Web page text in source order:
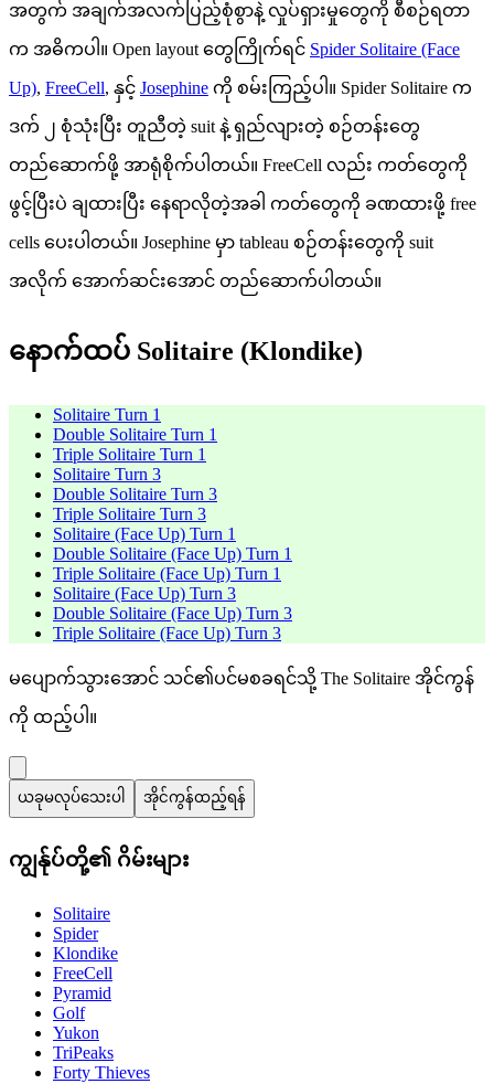
အတွက် အချက်အလက်ပြည့်စုံစွာနဲ့ လှုပ်ရှားမှုတွေကို စီစဉ်ရတာ
က အဓိကပါ။ Open layout တွေကြိုက်ရင် Spider Solitaire (Face
Up), FreeCell, နှင့် Josephine ကို စမ်းကြည့်ပါ။ Spider Solitaire က
ဒက် ၂ စုံသုံးပြီး တူညီတဲ့ suit နဲ့ ရှည်လျားတဲ့ စဉ်တန်းတွေ
တည်ဆောက်ဖို့ အာရုံစိုက်ပါတယ်။ FreeCell လည်း ကတ်တွေကို
ဖွင့်ပြီးပဲ ချထားပြီး နေရာလိုတဲ့အခါ ကတ်တွေကို ခဏထားဖို့ free
cells ပေးပါတယ်။ Josephine မှာ tableau စဉ်တန်းတွေကို suit
အလိုက် အောက်ဆင်းအောင် တည်ဆောက်ပါတယ်။
နောက်ထပ် Solitaire (Klondike)
Solitaire Turn 1
Double Solitaire Turn 1
Triple Solitaire Turn 1
Solitaire Turn 3
Double Solitaire Turn 3
Triple Solitaire Turn 3
Solitaire (Face Up) Turn 1
Double Solitaire (Face Up) Turn 1
Triple Solitaire (Face Up) Turn 1
Solitaire (Face Up) Turn 3
Double Solitaire (Face Up) Turn 3
Triple Solitaire (Face Up) Turn 3
မပျောက်သွားအောင် သင်၏ပင်မစခရင်သို့ The Solitaire အိုင်ကွန်
ကို ထည့်ပါ။
ယခုမလုပ်သေးပါ အိုင်ကွန်ထည့်ရန်
ကျွန်ုပ်တို့၏ ဂိမ်းများ
Solitaire
Spider
Klondike
FreeCell
Pyramid
Golf
Yukon
TriPeaks
Forty Thieves